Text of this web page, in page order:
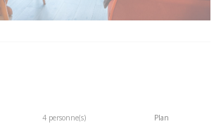
4 personne(s) Plan